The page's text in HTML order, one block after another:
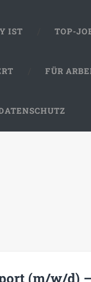
IST TOP-
FÜR
(m/w/d) –